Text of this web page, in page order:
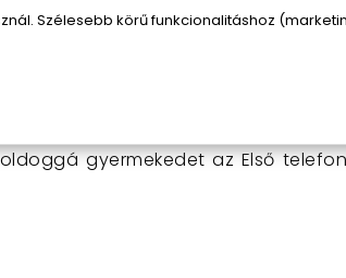
be a telefon hátoldalán
dallamokat és a
válik unalmassá. A nyakba
gyermekedet az Első
Szélesebb körű funkcionalitáshoz